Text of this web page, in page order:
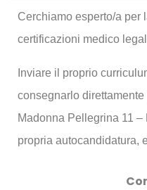
Cerchiamo esperto/a per
certificazioni medico
Inviare il proprio
consegnarlo
Madonna Pellegrina 11
propria autocandidatura,